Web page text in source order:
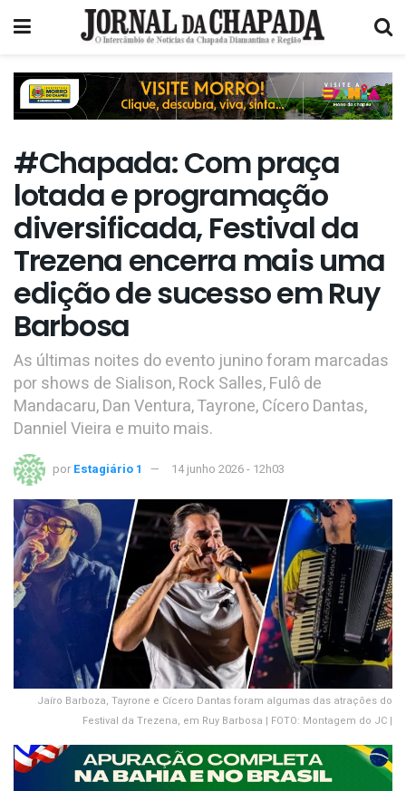
#Chapada: Com praça
lotada e programação
diversificada, Festival da
Trezena encerra mais uma
edição de sucesso em Ruy
Barbosa
As últimas noites do evento junino foram marcadas
por shows de Sialison, Rock Salles, Fulô de
Mandacaru, Dan Ventura, Tayrone, Cícero Dantas,
Danniel Vieira e muito mais.
por Estagiário 1 14 junho 2026 - 12h03
Jaíro Barboza, Tayrone e Cícero Dantas foram algumas das atrações do
Festival da Trezena, em Ruy Barbosa | FOTO: Montagem do JC |